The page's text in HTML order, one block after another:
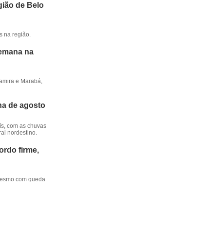
de Belo
na região.
na
e Marabá,
de agosto
com as chuvas
nordestino.
firme,
com queda